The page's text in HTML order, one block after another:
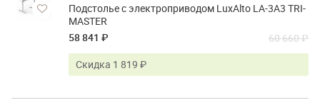
Подстолье с электроприводом LuxAlto LA-3A3 TRI-
MASTER
58 841 ₽
60 660 ₽
Скидка 1 819 ₽